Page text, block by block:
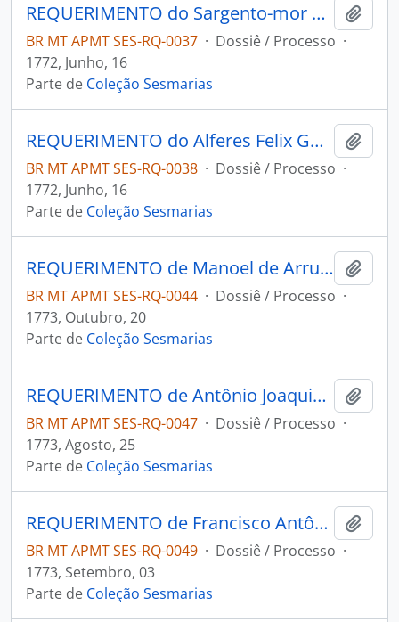
REQUERIMENTO do Sargento-mor Antônio José Pinto de Figueiredo ao Governador e Capitão-General da Capitania de Mato Grosso Luiz Pinto de Souza Coutinho.
BR MT APMT SES-RQ-0037 · Dossiê / Processo ·
1772, Junho, 16
Parte de Coleção Sesmarias
REQUERIMENTO do Alferes Felix Gonçalves Neto ao Governador e Capitão-General da Capitania de Mato Grosso Luiz Pinto de Souza Coutinho.
BR MT APMT SES-RQ-0038 · Dossiê / Processo ·
1772, Junho, 16
Parte de Coleção Sesmarias
REQUERIMENTO de Manoel de Arruda e Sá ao Governador e Capitão-General da Capitania de Mato Grosso Luiz de Albuquerque de Melo Pereira e Cáceres.
BR MT APMT SES-RQ-0044 · Dossiê / Processo ·
1773, Outubro, 20
Parte de Coleção Sesmarias
REQUERIMENTO de Antônio Joaquim da Silva Freire ao Governador e Capitão-General da Capitania de Mato Grosso Luiz de Albuquerque de Melo Pereira e Cáceres.
BR MT APMT SES-RQ-0047 · Dossiê / Processo ·
1773, Agosto, 25
Parte de Coleção Sesmarias
REQUERIMENTO de Francisco Antônio de Souza ao Governador e Capitão-General da Capitania de Mato Grosso Luiz de Albuquerque de Melo Pereira e Cáceres.
BR MT APMT SES-RQ-0049 · Dossiê / Processo ·
1773, Setembro, 03
Parte de Coleção Sesmarias